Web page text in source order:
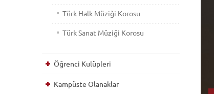
Türk Halk Müziği Korosu
Türk Sanat Müziği Korosu
Öğrenci Kulüpleri
Kampüste Olanaklar